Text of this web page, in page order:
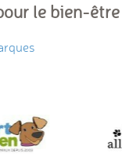
le bien-